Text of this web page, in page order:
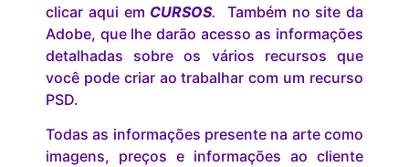
clicar aqui em CURSOS.
Também no site da
Adobe, que lhe darão acesso as informações
detalhadas sobre os vários recursos que
você pode criar ao trabalhar com um recurso
PSD.
Todas as informações presente na arte como
imagens, preços e informações ao cliente